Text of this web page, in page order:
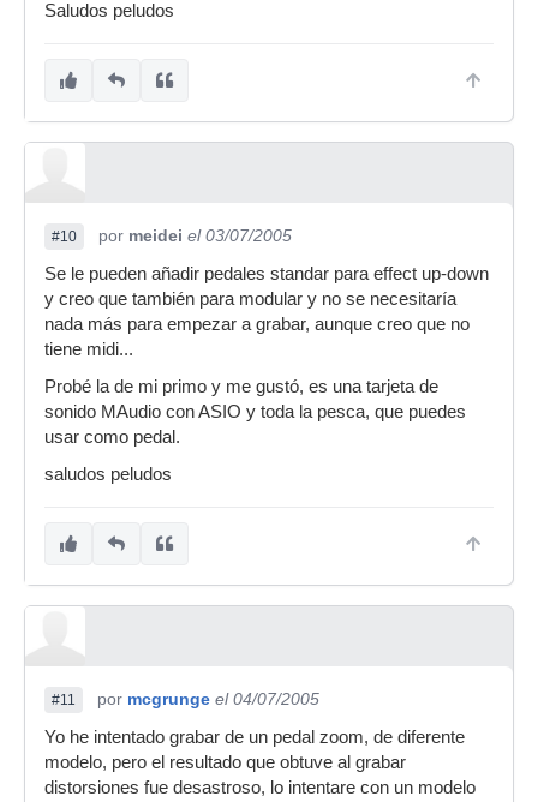
Saludos peludos
#10 por meidei el 03/07/2005
Se le pueden añadir pedales standar para effect up-down
y creo que también para modular y no se necesitaría
nada más para empezar a grabar, aunque creo que no
tiene midi...
Probé la de mi primo y me gustó, es una tarjeta de
sonido MAudio con ASIO y toda la pesca, que puedes
usar como pedal.
saludos peludos
#11 por mcgrunge el 04/07/2005
Yo he intentado grabar de un pedal zoom, de diferente
modelo, pero el resultado que obtuve al grabar
distorsiones fue desastroso, lo intentare con un modelo